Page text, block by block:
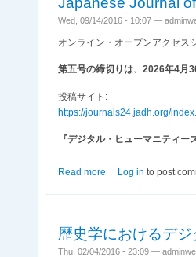
Wed, 09/14/2016 - 10:07 —
オンライン・オープンアクセス
第五号の締切りは、2026年4月
投稿サイト:
https://journals24.jadh.org/
『デジタル・ヒューマニティー
Read more about Japanese
Log in to post
歴史学におけるデ
Thu, 02/04/2016 - 23:09 —